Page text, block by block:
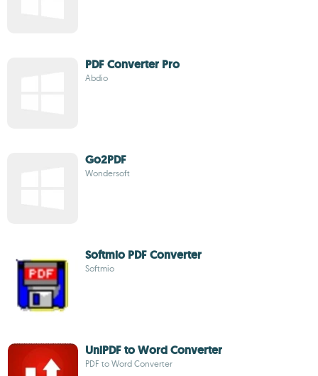
PDF Converter Pro
Abdio
Go2PDF
Wondersoft
Softmio PDF Converter
Softmio
UniPDF to Word Converter
PDF to Word Converter